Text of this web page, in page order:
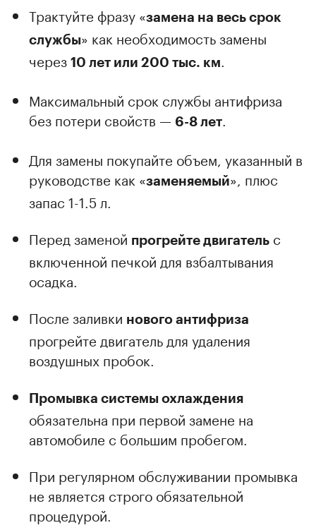
Трактуйте фразу «замена на весь срок
службы» как необходимость замены
через 10 лет или 200 тыс. км.
Максимальный срок службы антифриза
без потери свойств — 6-8 лет.
Для замены покупайте объем, указанный в
руководстве как «заменяемый», плюс
запас 1-1.5 л.
Перед заменой прогрейте двигатель с
включенной печкой для взбалтывания
осадка.
После заливки нового антифриза
прогрейте двигатель для удаления
воздушных пробок.
Промывка системы охлаждения
обязательна при первой замене на
автомобиле с большим пробегом.
При регулярном обслуживании промывка
не является строго обязательной
процедурой.